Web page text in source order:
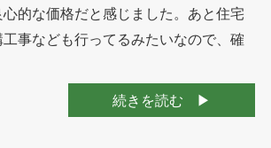
的な価格だと感じました。あと住宅
事なども行ってるみたいなので、確
続きを読む